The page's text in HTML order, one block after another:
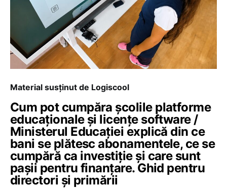
Material susținut de Logiscool
Cum pot cumpăra școlile platforme
educaționale și licențe software /
Ministerul Educației explică din ce
bani se plătesc abonamentele, ce se
cumpără ca investiție și care sunt
pașii pentru finanțare. Ghid pentru
directori și primării